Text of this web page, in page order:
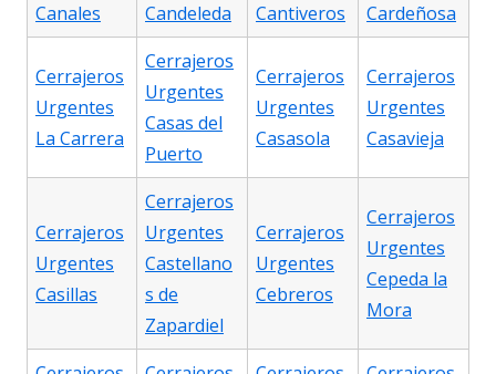
Canales
Candeleda
Cantiveros
Cardeñosa
Cerrajeros
Urgentes
La Carrera
Cerrajeros
Urgentes
Casas del
Puerto
Cerrajeros
Urgentes
Casasola
Cerrajeros
Urgentes
Casavieja
Cerrajeros
Urgentes
Casillas
Cerrajeros
Urgentes
Castellano
s de
Zapardiel
Cerrajeros
Urgentes
Cebreros
Cerrajeros
Urgentes
Cepeda la
Mora